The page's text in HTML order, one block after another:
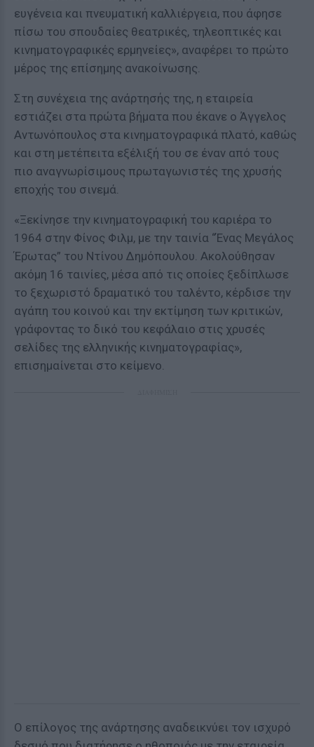
ευγένεια και πνευματική καλλιέργεια, που άφησε
πίσω του σπουδαίες θεατρικές, τηλεοπτικές και
κινηματογραφικές ερμηνείες», αναφέρει το πρώτο
μέρος της επίσημης ανακοίνωσης.
Στη συνέχεια της ανάρτησής της, η εταιρεία
εστιάζει στα πρώτα βήματα που έκανε ο Άγγελος
Αντωνόπουλος στα κινηματογραφικά πλατό, καθώς
και στη μετέπειτα εξέλιξή του σε έναν από τους
πιο αναγνωρίσιμους πρωταγωνιστές της χρυσής
εποχής του σινεμά.
«Ξεκίνησε την κινηματογραφική του καριέρα το
1964 στην Φίνος Φιλμ, με την ταινία “Ένας Μεγάλος
Έρωτας” του Ντίνου Δημόπουλου. Ακολούθησαν
ακόμη 16 ταινίες, μέσα από τις οποίες ξεδίπλωσε
το ξεχωριστό δραματικό του ταλέντο, κέρδισε την
αγάπη του κοινού και την εκτίμηση των κριτικών,
γράφοντας το δικό του κεφάλαιο στις χρυσές
σελίδες της ελληνικής κινηματογραφίας»,
επισημαίνεται στο κείμενο.
Ο επίλογος της ανάρτησης αναδεικνύει τον ισχυρό